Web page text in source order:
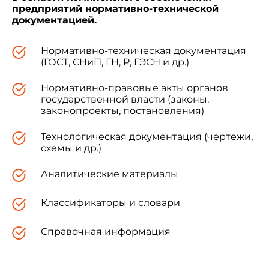
4 Настоящий стандарт идентичен
"Теплосчетчики. Часть 4. Испытания с целью
утверждения типа" (EN 1434-4:1997 "
Bauartzulassung").
Техническим комитетом СЕН/ТК 176
"Теплосчетчики".
стандарта, на основе которого подготовлен
предприятий нормативно-технической
документацией.
Нормативно-техническая документация
(ГОСТ, СНиП, ГН, Р, ГЭСН и др.)
Нормативно-правовые акты органов
государственной власти (законы,
законопроекты, постановления)
Технологическая документация (чертежи,
схемы и др.)
Аналитические материалы
Классификаторы и словари
Справочная информация